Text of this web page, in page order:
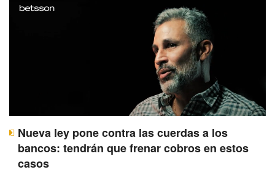
Nueva ley pone contra las cuerdas a los
bancos: tendrán que frenar cobros en estos
casos